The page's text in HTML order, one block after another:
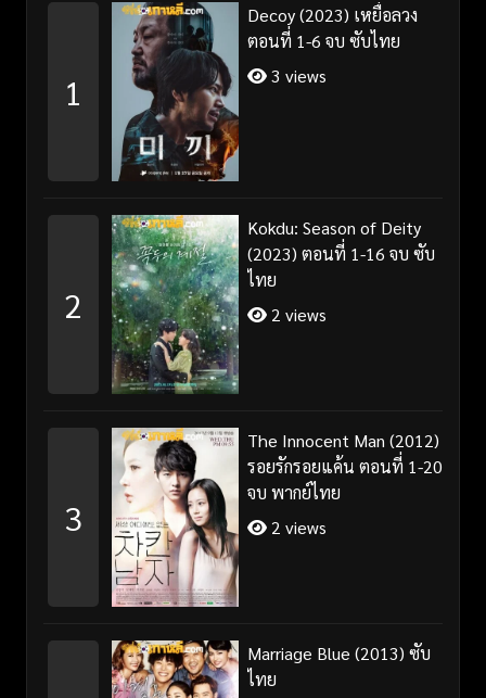
1
Decoy (2023) เหยื่อลวง
ตอนที่ 1-6 จบ ซับไทย
3 views
2
Kokdu: Season of Deity
(2023) ตอนที่ 1-16 จบ ซับ
ไทย
2 views
3
The Innocent Man (2012)
รอยรักรอยแค้น ตอนที่ 1-20
จบ พากย์ไทย
2 views
Marriage Blue (2013) ซับ
ไทย